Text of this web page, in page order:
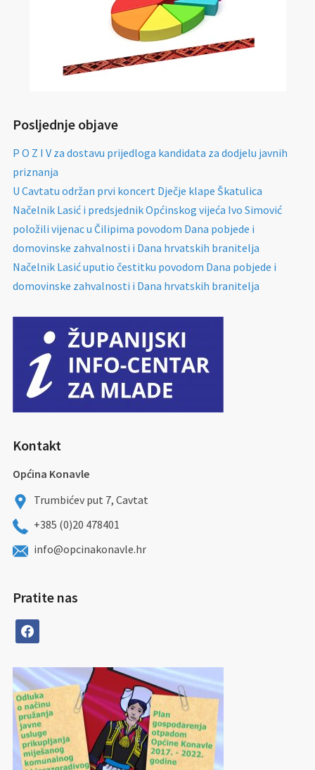
Posljednje objave
P O Z I V za dostavu prijedloga kandidata za dodjelu javnih
priznanja
U Cavtatu održan prvi koncert Dječje klape Škatulica
Načelnik Lasić i predsjednik Općinskog vijeća Ivo Simović
položili vijenac u Čilipima povodom Dana pobjede i
domovinske zahvalnosti i Dana hrvatskih branitelja
Načelnik Lasić uputio čestitku povodom Dana pobjede i
domovinske zahvalnosti i Dana hrvatskih branitelja
Kontakt
Općina Konavle
Trumbićev put 7, Cavtat
+385 (0)20 478401
info@opcinakonavle.hr
Pratite nas
facebook